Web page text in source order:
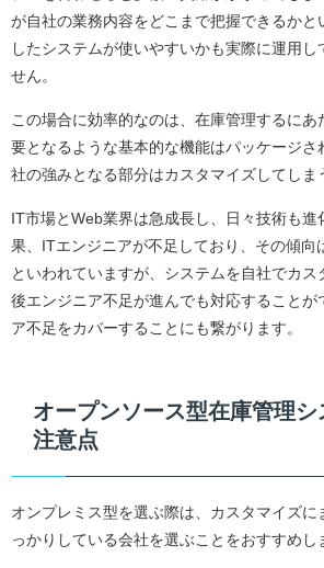
が自社の業務内容をどこまで把握できるかと
したシステムが使いやすいかも実際に運用し
せん。
この場合に効率的なのは、在庫管理するに
要となるような基本的な機能はパッケージさ
社の強みとなる部分はカスタマイズしてしま
IT市場とWeb業界は急成長し、日々技術も進
果、ITエンジニアが不足しており、その傾向
といわれていますが、システムを自社でカス
後エンジニア不足が進んでも対応することが
ア不足をカバーすることにも繋がります。
オープンソース型在庫管理
注意点
オンプレミス型を選ぶ際は、カスタマイズに
っかりしている会社を選ぶことをおすすめし